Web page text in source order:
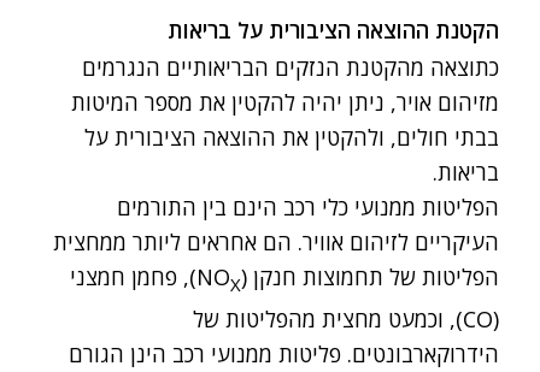
הקטנת ההוצאה הציבורית על בריאות
כתוצאה מהקטנת הנזקים הבריאותיים הנגרמים
מזיהום אויר, ניתן יהיה להקטין את מספר המיטות
בבתי חולים, ולהקטין את ההוצאה הציבורית על
בריאות.
הפליטות ממנועי כלי רכב הינם בין התורמים
העיקריים לזיהום אוויר. הם אחראים ליותר ממחצית
הפליטות של תחמוצות חנקן (NOX
), פחמן חמצני
(CO), וכמעט מחצית מהפליטות של
הידרוקארבונטים. פליטות ממנועי רכב הינן הגורם